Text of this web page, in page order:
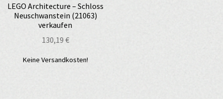
LEGO Architecture – Schloss
Neuschwanstein (21063)
verkaufen
130,19 €
Keine Versandkosten!